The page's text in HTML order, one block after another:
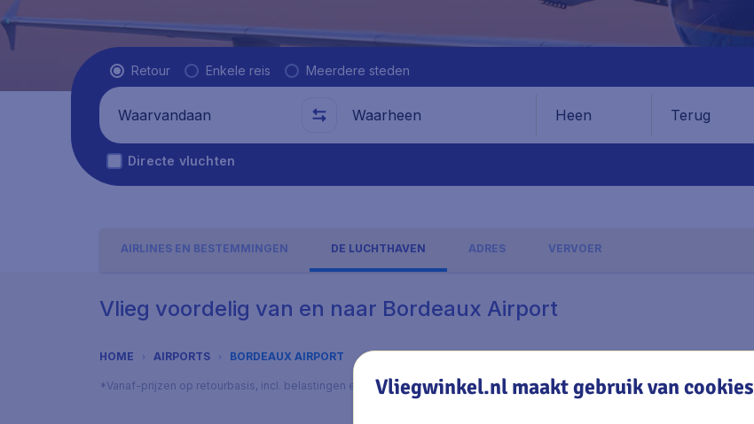
Vluchttype
Retour Enkele reis Meerdere steden
Waarvandaan Waarheen Heen Terug
Directe vluchten
AIRLINES EN BESTEMMINGEN DE LUCHTHAVEN ADRES VERVOER
Vlieg voordelig van en naar Bordeaux Airport
HOME AIRPORTS BORDEAUX AIRPORT
*Vanaf-prijzen op retourbasis, incl. belastingen en toeslagen, excl. € 29,90 boekingskosten.
Vliegwinkel.nl maakt gebruik van cookies